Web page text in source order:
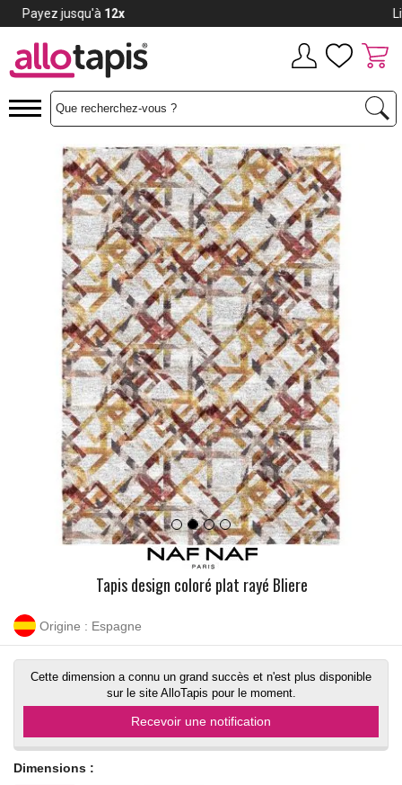
Tapis design coloré plat rayé Bliere
Origine : Espagne
Cette dimension a connu un grand succès et n'est plus disponible
sur le site AlloTapis pour le moment.
Recevoir une notification
Dimensions :